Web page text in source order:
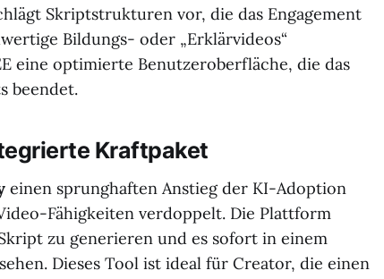
Skriptstrukturen vor, die das Engagement
Bildungs- oder „Erklärvideos“
eine optimierte Benutzeroberfläche, die das
beendet.
Kraftpaket
einen sprunghaften Anstieg der KI-Adoption
Fähigkeiten verdoppelt. Die Plattform
zu generieren und es sofort in einem
Dieses Tool ist ideal für Creator, die einen